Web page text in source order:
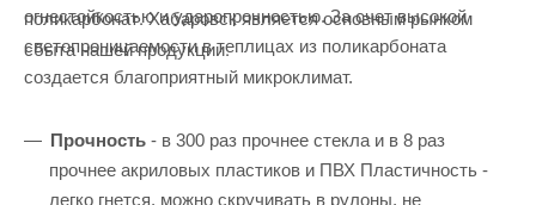
огнестойкостью и ударопрочностью. За счет высокой
светопроницаемости в теплицах из поликарбоната
создается благоприятный микроклимат.
поликарбонат. Хабаровск является основным рынком
сбыта нашей продукции.
Прочность - в 300 раз прочнее стекла и в 8 раз
прочнее акриловых пластиков и ПВХ Пластичность -
легко гнется, можно скручивать в рулоны, не